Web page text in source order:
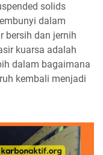
solids
dalam
bersih dan jernih
kuarsa adalah
dalam bagaimana
kembali menjadi